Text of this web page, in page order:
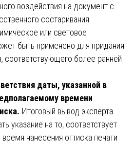
воздействия на документ с
состаривания.
или световое
быть применено для придания
соответствующего более ранней
даты, указанной в
времени
Итоговый вывод эксперта
указание на то, соответствует
нанесения оттиска печати